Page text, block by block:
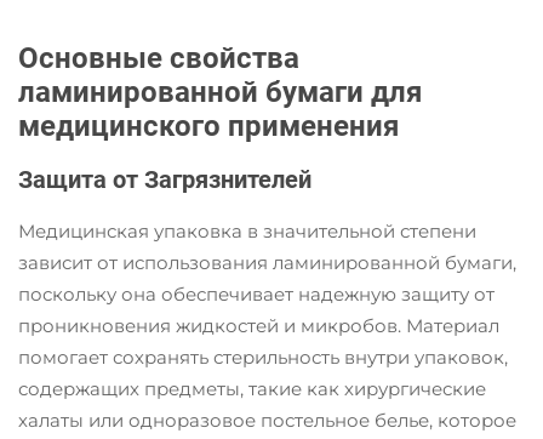
Основные свойства
ламинированной бумаги для
медицинского применения
Защита от Загрязнителей
Медицинская упаковка в значительной степени
зависит от использования ламинированной бумаги,
поскольку она обеспечивает надежную защиту от
проникновения жидкостей и микробов. Материал
помогает сохранять стерильность внутри упаковок,
содержащих предметы, такие как хирургические
халаты или одноразовое постельное белье, которое